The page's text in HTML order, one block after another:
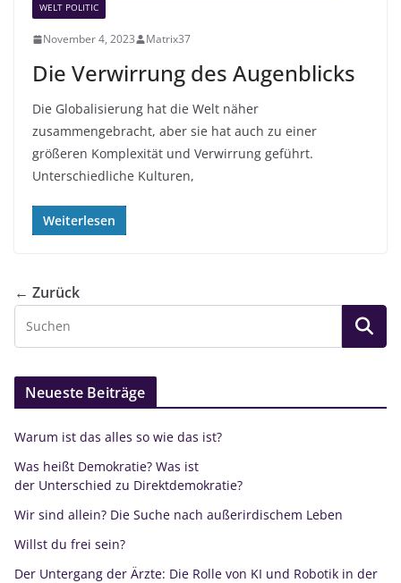
WELT POLITIC
November 4, 2023 Matrix37
Die Verwirrung des Augenblicks
Die Globalisierung hat die Welt näher
zusammengebracht, aber sie hat auch zu einer
größeren Komplexität und Verwirrung geführt.
Unterschiedliche Kulturen,
Weiterlesen
← Zurück
Neueste Beiträge
Warum ist das alles so wie das ist?
Was heißt Demokratie? Was ist
der Unterschied zu Direktdemokratie?
Wir sind allein? Die Suche nach außerirdischem Leben
Willst du frei sein?
Der Untergang der Ärzte: Die Rolle von KI und Robotik in der